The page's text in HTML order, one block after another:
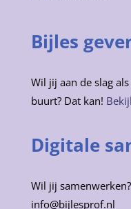
Bijles
Wil jij aan de slag
buurt? Dat kan!
Digitale
Wil jij
info@bijlesprof.nl